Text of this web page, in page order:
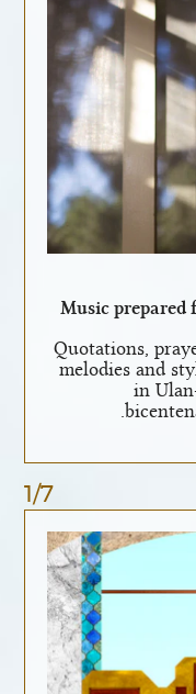
Music prepared
Quotations,
melodies and
in
1/7